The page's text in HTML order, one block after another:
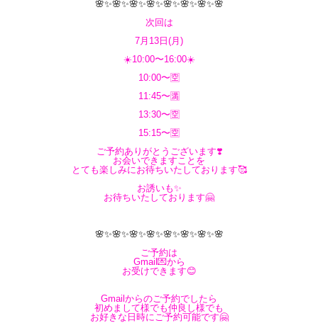
🌸✨🌸✨🌸✨🌸✨🌸✨🌸✨🌸✨🌸
次回は
7月13日(月)
☀️10:00〜16:00☀️
10:00〜🈳
11:45〜🈵
13:30〜🈳
15:15〜🈳
ご予約ありがとうございます❣️
お会いできますことを
とても楽しみにお待ちいたしております🥰
お誘いも✨
お待ちいたしております🤗
🌸✨🌸✨🌸✨🌸✨🌸✨🌸✨🌸✨🌸
ご予約は
Gmail💌から
お受けできます😊
Gmailからのご予約でしたら
初めまして様でも仲良し様でも
お好きな日時にご予約可能です🤗